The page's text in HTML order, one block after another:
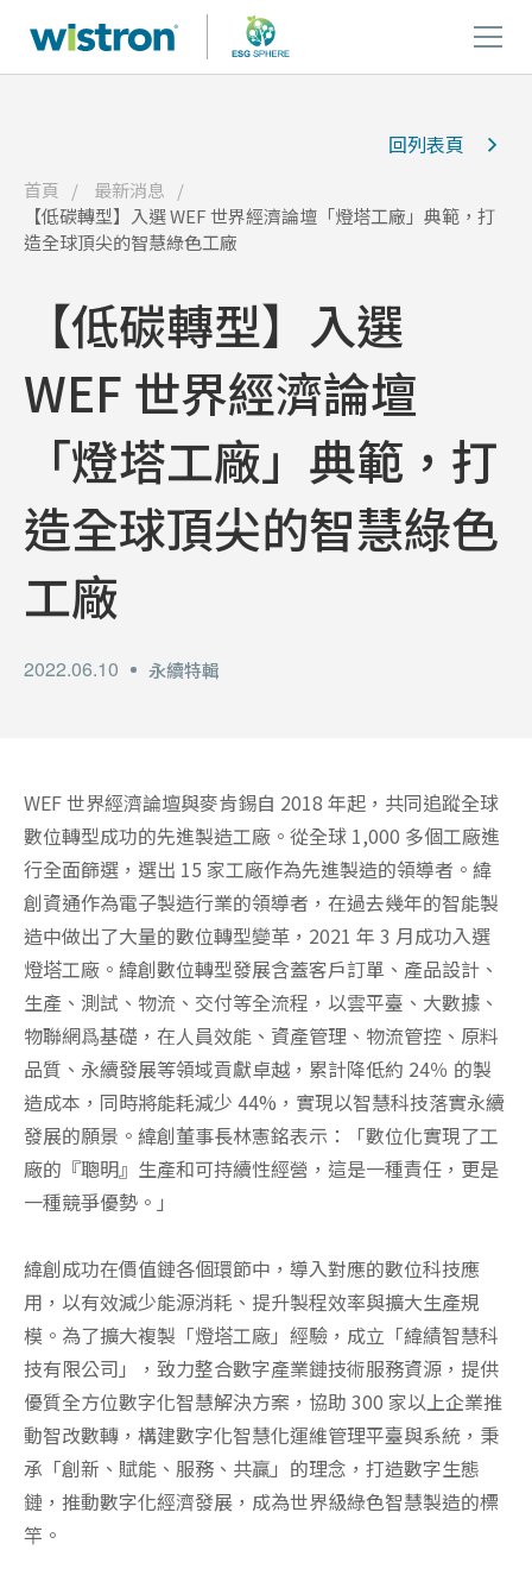
回列表頁
首頁
最新消息
【低碳轉型】入選 WEF 世界經濟論壇「燈塔工廠」典範，打
造全球頂尖的智慧綠色工廠
【低碳轉型】入選
WEF 世界經濟論壇
「燈塔工廠」典範，打
造全球頂尖的智慧綠色
工廠
2022.06.10 永續特輯
WEF 世界經濟論壇與麥肯錫自 2018 年起，共同追蹤全球
數位轉型成功的先進製造工廠。從全球 1,000 多個工廠進
行全面篩選，選出 15 家工廠作為先進製造的領導者。緯
創資通作為電子製造行業的領導者，在過去幾年的智能製
造中做出了大量的數位轉型變革，2021 年 3 月成功入選
燈塔工廠。緯創數位轉型發展含蓋客戶訂單、產品設計、
生產、測試、物流、交付等全流程，以雲平臺、大數據、
物聯網爲基礎，在人員效能、資產管理、物流管控、原料
品質、永續發展等領域貢獻卓越，累計降低約 24％ 的製
造成本，同時將能耗減少 44%，實現以智慧科技落實永續
發展的願景。緯創董事長林憲銘表示：「數位化實現了工
廠的『聰明』生產和可持續性經營，這是一種責任，更是
一種競爭優勢。」
緯創成功在價值鏈各個環節中，導入對應的數位科技應
用，以有效減少能源消耗、提升製程效率與擴大生產規
模。為了擴大複製「燈塔工廠」經驗，成立「緯績智慧科
技有限公司」，致力整合數字產業鏈技術服務資源，提供
優質全方位數字化智慧解決方案，協助 300 家以上企業推
動智改數轉，構建數字化智慧化運維管理平臺與系統，秉
承「創新、賦能、服務、共贏」的理念，打造數字生態
鏈，推動數字化經濟發展，成為世界級綠色智慧製造的標
竿。